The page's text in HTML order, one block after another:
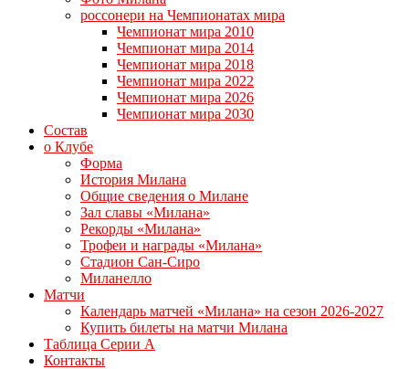
россонери на Чемпионатах мира
Чемпионат мира 2010
Чемпионат мира 2014
Чемпионат мира 2018
Чемпионат мира 2022
Чемпионат мира 2026
Чемпионат мира 2030
Состав
о Клубе
Форма
История Милана
Общие сведения о Милане
Зал славы «Милана»
Рекорды «Милана»
Трофеи и награды «Милана»
Стадион Сан-Сиро
Миланелло
Матчи
Календарь матчей «Милана» на сезон 2026-2027
Купить билеты на матчи Милана
Таблица Серии А
Контакты